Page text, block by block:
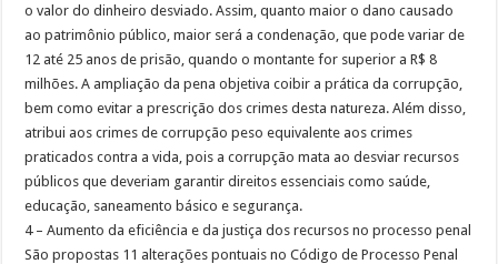
o valor do dinheiro desviado. Assim, quanto maior o dano causado
ao patrimônio público, maior será a condenação, que pode variar de
12 até 25 anos de prisão, quando o montante for superior a R$ 8
milhões. A ampliação da pena objetiva coibir a prática da corrupção,
bem como evitar a prescrição dos crimes desta natureza. Além disso,
atribui aos crimes de corrupção peso equivalente aos crimes
praticados contra a vida, pois a corrupção mata ao desviar recursos
públicos que deveriam garantir direitos essenciais como saúde,
educação, saneamento básico e segurança.
4 – Aumento da eficiência e da justiça dos recursos no processo penal
São propostas 11 alterações pontuais no Código de Processo Penal